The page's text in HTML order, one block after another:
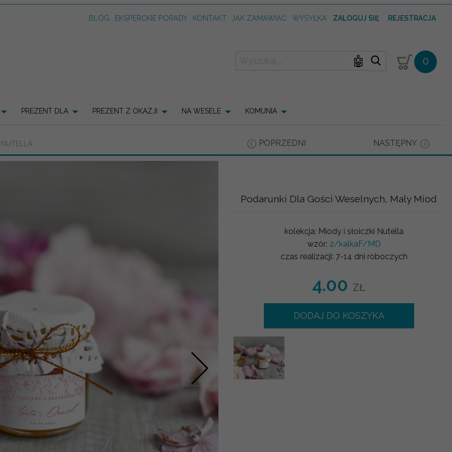
BLOG EKSPERCKIE PORADY KONTAKT JAK ZAMAWIAĆ WYSYŁKA ZALOGUJ SIĘ REJESTRACJA
🤖 0
PREZENT DLA PREZENT Z OKAZJI NA WESELE KOMUNIA
POPRZEDNI NASTĘPNY
Nastepne
Podarunki Dla Gości Weselnych, Maly Miod
kolekcja: Miody i słoiczki Nutella
wzór: 2/kalkaF/MD
czas realizacji: 7-14 dni roboczych
4.00 ZŁ
DODAJ DO KOSZYKA